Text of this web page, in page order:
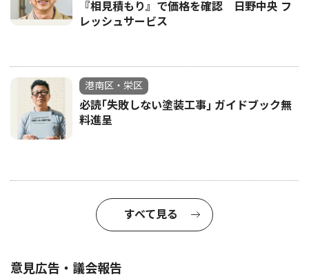
『相見積もり』で価格を確認 日野中央 フ
レッシュサービス
港南区・栄区
必読｢失敗しない塗装工事｣ ガイドブック無
料進呈
すべて見る
意見広告・議会報告